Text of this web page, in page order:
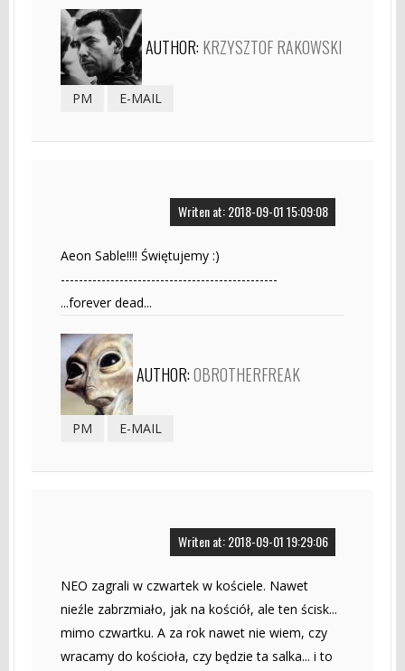
AUTHOR: KRZYSZTOF RAKOWSKI
PM E-MAIL
Writen at: 2018-09-01 15:09:08
Aeon Sable!!!! Świętujemy :)
------------------------------------------------
...forever dead...
AUTHOR:OBROTHERFREAK
PM E-MAIL
Writen at: 2018-09-01 19:29:06
NEO zagrali w czwartek w kościele. Nawet
nieźle zabrzmiało, jak na kościół, ale ten ścisk...
mimo czwartku. A za rok nawet nie wiem, czy
wracamy do kościoła, czy będzie ta salka... i to